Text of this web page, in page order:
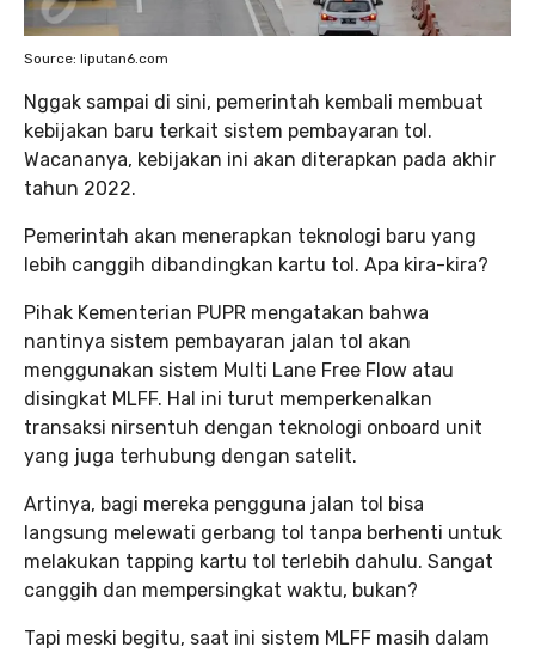
Source: liputan6.com
Nggak sampai di sini, pemerintah kembali membuat
kebijakan baru terkait sistem pembayaran tol.
Wacananya, kebijakan ini akan diterapkan pada akhir
tahun 2022.
Pemerintah akan menerapkan teknologi baru yang
lebih canggih dibandingkan kartu tol. Apa kira-kira?
Pihak Kementerian PUPR mengatakan bahwa
nantinya sistem pembayaran jalan tol akan
menggunakan sistem Multi Lane Free Flow atau
disingkat MLFF. Hal ini turut memperkenalkan
transaksi nirsentuh dengan teknologi onboard unit
yang juga terhubung dengan satelit.
Artinya, bagi mereka pengguna jalan tol bisa
langsung melewati gerbang tol tanpa berhenti untuk
melakukan tapping kartu tol terlebih dahulu. Sangat
canggih dan mempersingkat waktu, bukan?
Tapi meski begitu, saat ini sistem MLFF masih dalam